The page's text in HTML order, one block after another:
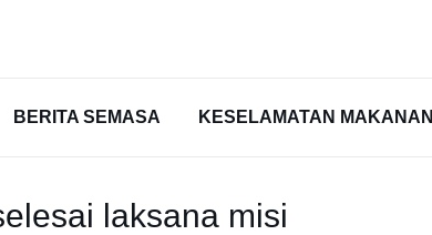
BERITA SEMASA KESELAMATAN MAKANAN
laksana misi